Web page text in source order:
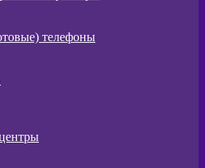
телефоны